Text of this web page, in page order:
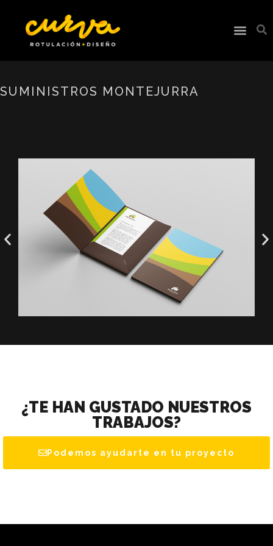
SUMINISTROS MONTEJURRA
¿TE HAN GUSTADO NUESTROS
TRABAJOS?
Podemos ayudarte en tu proyecto